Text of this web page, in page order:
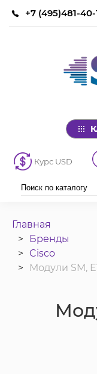
+7 (495)481-40-
Курс USD
Главная
Бренды
Cisco
Модули SM,